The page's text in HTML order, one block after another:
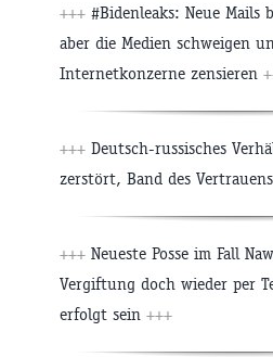
+++ #Bidenleaks: Neue Mails
aber die Medien schweigen
Internetkonzerne zensieren
+++ Deutsch-russisches
zerstört, Band des
+++ Neueste Posse im Fall
Vergiftung doch wieder per
erfolgt sein +++